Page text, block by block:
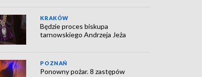
KRAKÓW
Będzie proces biskupa
tarnowskiego Andrzeja Jeża
POZNAŃ
Ponowny pożar. 8 zastępów